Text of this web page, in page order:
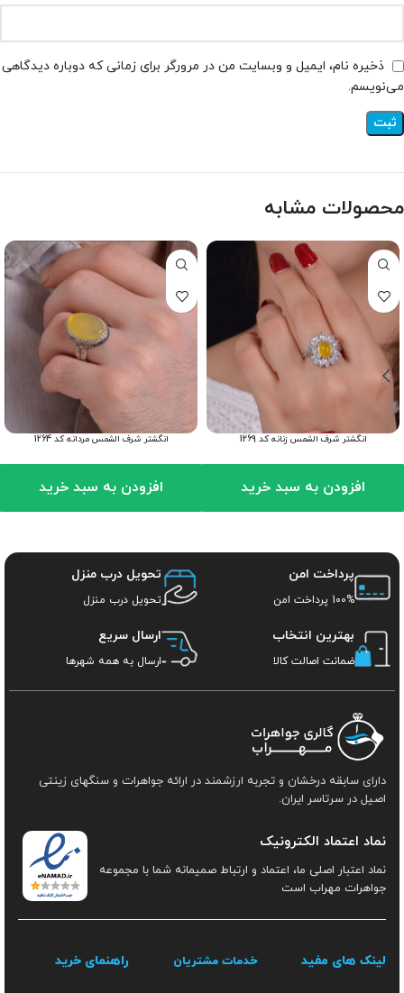
ذخیره نام، ایمیل و وبسایت من در مرورگر برای زمانی که دوباره دیدگاهی
می‌نویسم.
محصولات مشابه
انگشتر شرف الشمس زنانه کد 1269
افزودن به سبد خرید
انگشتر شرف الشمس مردانه کد 1264
افزودن به سبد خرید
پرداخت امن
100% پرداخت امن
تحویل درب منزل
تحویل درب منزل
بهترین انتخاب
ضمانت اصالت کالا
ارسال سریع
ارسال به همه شهرها
دارای سابقه درخشان و تجربه ارزشمند در ارائه جواهرات و سنگهای زینتی
اصیل در سرتاسر ایران.
نماد اعتماد الکترونیک
نماد اعتبار اصلی ما، اعتماد و ارتباط صمیمانه شما با مجموعه
جواهرات مهراب است
لینک های مفید خدمات مشتریان راهنمای خرید